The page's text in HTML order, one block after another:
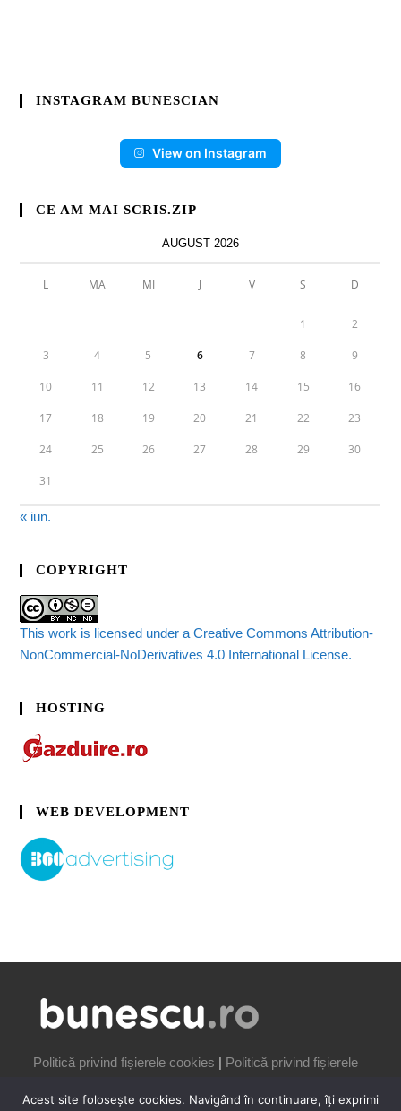
INSTAGRAM BUNESCIAN
View on Instagram
CE AM MAI SCRIS.ZIP
AUGUST 2026
L MA MI J V S D
1 2
3 4 5 6 7 8 9
10 11 12 13 14 15 16
17 18 19 20 21 22 23
24 25 26 27 28 29 30
31
« iun.
COPYRIGHT
This work is licensed under a Creative Commons Attribution-
NonCommercial-NoDerivatives 4.0 International License.
HOSTING
WEB DEVELOPMENT
Politică privind fișierele cookies | Politică privind fișierele
Acest site folosește cookies. Navigând în continuare, îți exprimi